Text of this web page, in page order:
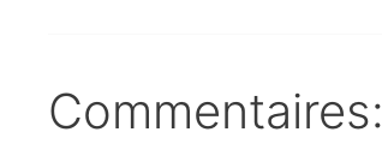
Commentaires: